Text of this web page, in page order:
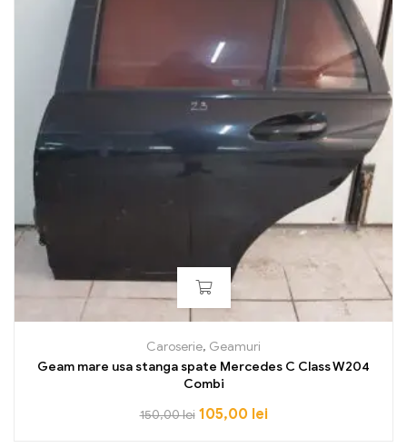
Caroserie, Geamuri
Geam mare usa stanga spate Mercedes C Class W204
Combi
150,00lei 105,00 lei